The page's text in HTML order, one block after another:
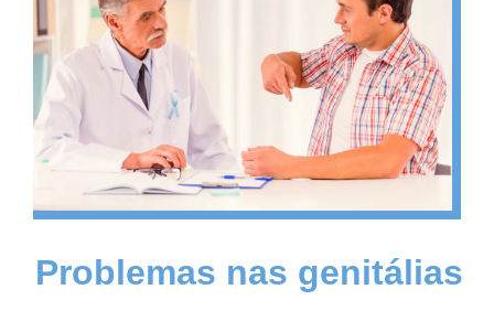
Problemas nas genitálias